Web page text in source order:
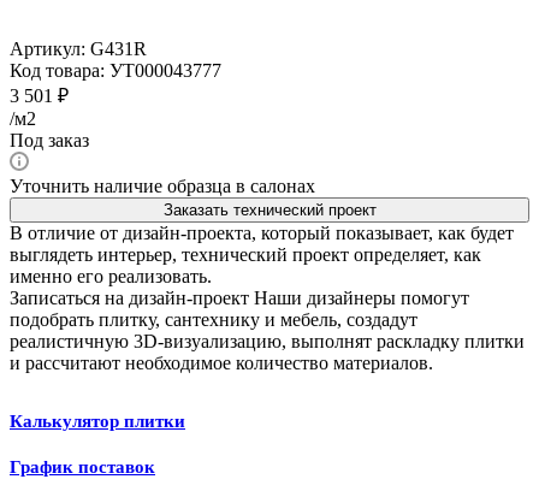
Артикул: G431R
Код товара: УТ000043777
3 501 ₽
/м2
Под заказ
Уточнить наличие образца в салонах
Заказать технический проект
В отличие от дизайн-проекта, который показывает, как будет
выглядеть интерьер, технический проект определяет, как
именно его реализовать.
Записаться на дизайн-проект Наши дизайнеры помогут
подобрать плитку, сантехнику и мебель, создадут
реалистичную 3D-визуализацию, выполнят раскладку плитки
и рассчитают необходимое количество материалов.
Калькулятор плитки
График поставок